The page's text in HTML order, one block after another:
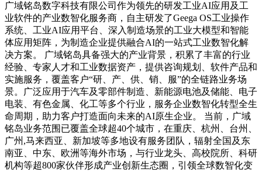
广域铭岛数字科技有限公司作为领先的研发工业AI应用及工
业软件的产业数智化服务商，自主研发了Geega OS工业操作
系统、工业AI应用平台、深入制造场景的工业大模型和智能
体应用矩阵，为制造企业提供融合AI的一站式工业数智化解
决方案。 广域铭岛具备强大的产业背景，积累了丰富的行业
经验、专家人才和工业数据资产，提供咨询规划、软件产品和
实施服务，覆盖客户“研、产、供、销、服”的全链路业务场
景。广泛应用于汽车及零部件制造、新能源电池及储能、电子
电装、有色金属、化工等多个行业，服务企业数智化转型全生
命周期，助力客户打造面向未来的AI原生企业。 当前，广域
铭岛业务范围已覆盖全球超40个城市，在重庆、杭州、台州、
广州,马来西亚、新加坡等多地设有服务团队，辐射全国及东
南亚、中东、欧洲等海外市场，与行业龙头、高校院所、科研
机构等超800家伙伴形成产业创新生态圈，引领全球数智化变